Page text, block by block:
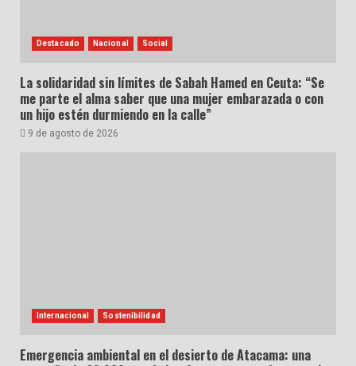
Destacado Nacional Social
La solidaridad sin límites de Sabah Hamed en Ceuta: “Se
me parte el alma saber que una mujer embarazada o con
un hijo estén durmiendo en la calle”
9 de agosto de 2026
Internacional Sostenibilidad
Emergencia ambiental en el desierto de Atacama: una